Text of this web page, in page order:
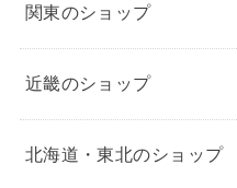
関東のショップ
近畿のショップ
北海道・東北のショップ